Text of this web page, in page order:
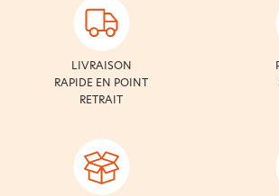
LIVRAISON
RAPIDE EN POINT
RETRAIT